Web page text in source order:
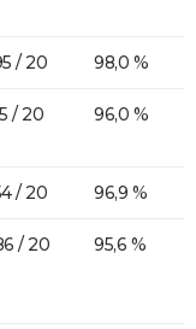
/ 20 98,0 %
/ 20 96,0 %
/ 20 96,9 %
/ 20 95,6 %